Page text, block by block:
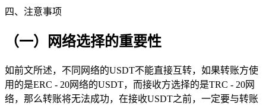
四、注意事项
（一）网络选择的重要性
如前文所述，不同网络的USDT不能直接互转，如果转账方使
用的是ERC - 20网络的USDT，而接收方选择的是TRC - 20网
络，那么转账将无法成功，在接收USDT之前，一定要与转账